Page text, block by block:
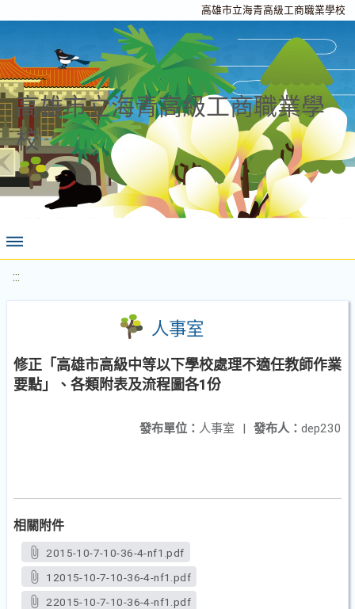
高雄市立海青高級工商職業學校
高雄市立海青高級工商職業學
校
:::
人事室
修正「高雄市高級中等以下學校處理不適任教師作業
要點」、各類附表及流程圖各1份
發布人： dep230
發布單位： 人事室 |
相關附件
2015-10-7-10-36-4-nf1.pdf
12015-10-7-10-36-4-nf1.pdf
22015-10-7-10-36-4-nf1.pdf